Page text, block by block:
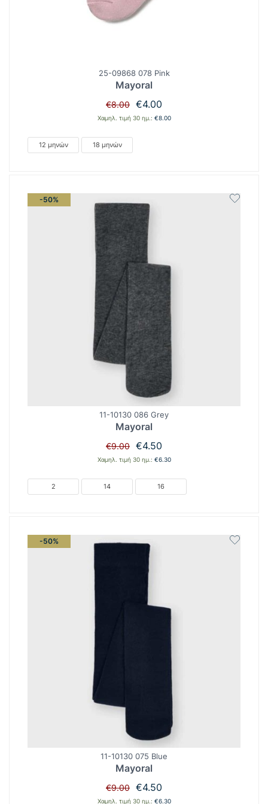
25-09868 078 Pink
Mayoral
€8.00 Original
price
€4.00
τρέχουσα
Χαμηλ. τιμή 30 ημ.: €8.00
12 μηνών 18 μηνών
-50%
11-10130 086 Grey
Mayoral
€9.00 Original
price
€9.00.
€4.50
τρέχουσα
είναι:
€4.50.
Χαμηλ. τιμή 30 ημ.: €6.30
2 14 16
-50%
11-10130 075 Blue
Mayoral
€9.00 Original
price
€4.50
τρέχουσα
Χαμηλ. τιμή 30 ημ.: €6.30